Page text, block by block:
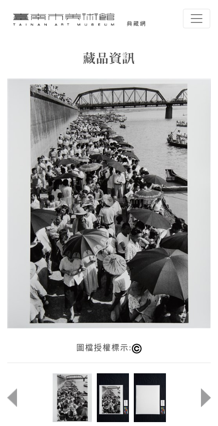
臺南市美術館-典藏網
網頁導覽
圖檔授權標示: